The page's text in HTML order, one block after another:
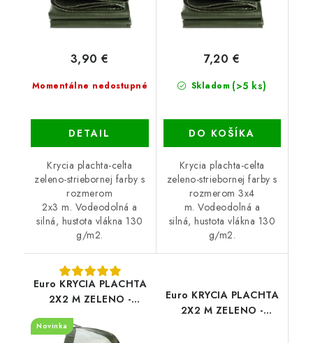
Momentálne nedostupné
3,90 €
DETAIL
Krycia plachta-celta
zeleno-striebornej farby s
rozmerom
2x3 m. Vodeodolná a
silná, hustota vlákna 130
g/m2.
Skladom (>5 ks)
7,20 €
DO KOŠÍKA
Krycia plachta-celta
zeleno-striebornej farby s
rozmerom 3x4
m. Vodeodolná a
silná, hustota vlákna 130
g/m2.
Euro KRYCIA PLACHTA
2X2 M ZELENO -
STRIEBORNÁ
(130g/m2)
Novinka
Euro KRYCIA PLACHTA
2X2 M ZELENO -